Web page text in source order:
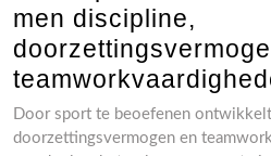
men discipline,
Door sport te beoefenen
doorzettingsvermogen en